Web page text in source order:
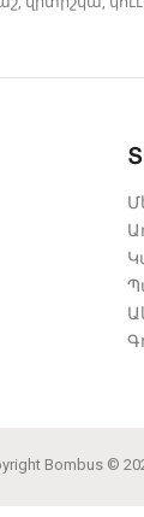
Bombus ©